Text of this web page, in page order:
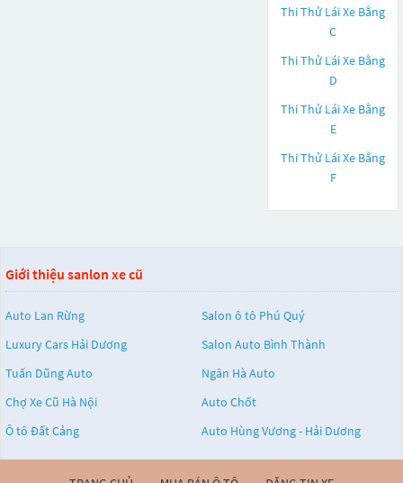
Thi Thử Lái Xe Bằng
C
Thi Thử Lái Xe Bằng
D
Thi Thử Lái Xe Bằng
E
Thi Thử Lái Xe Bằng
F
Giới thiệu sanlon xe cũ
Auto Lan Rừng
Salon ô tô Phú Quý
Luxury Cars Hải Dương
Salon Auto Bình Thành
Tuấn Dũng Auto
Ngân Hà Auto
Chợ Xe Cũ Hà Nội
Auto Chốt
Ô tô Đất Cảng
Auto Hùng Vương - Hải Dương